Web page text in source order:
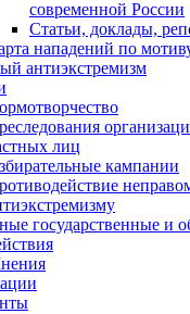
современной России
Статьи, доклады,
нападений по
антиэкстремизм
лиц
кампании
государственные и